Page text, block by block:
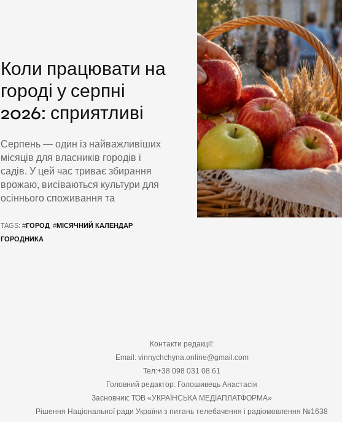
Коли працювати на
городі у серпні
2026: сприятливі
Серпень — один із найважливіших
місяців для власників городів і
садів. У цей час триває збирання
врожаю, висіваються культури для
осіннього споживання та
TAGS: #ГОРОД #МІСЯЧНИЙ КАЛЕНДАР
ГОРОДНИКА
Контакти редакції:
Email: vinnychchyna.online@gmail.com
Тел:+38 098 031 08 61
Головний редактор: Голошивець Анастасія
Засновник: ТОВ «УКРАЇНСЬКА МЕДІАПЛАТФОРМА»
Рішення Національної ради України з питань телебачення і радіомовлення №1638